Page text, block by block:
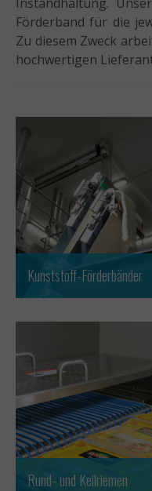
Förderband für die
Zu diesem Zweck
hochwertigen
Kunststoff-Förderbänder
Rund- und Keilriemen